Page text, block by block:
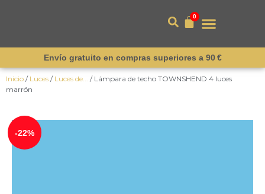
0
Envío gratuito en compras superiores a 90 €
Inicio / Luces / Luces de... / Lámpara de techo TOWNSHEND 4 luces
marrón
-22%